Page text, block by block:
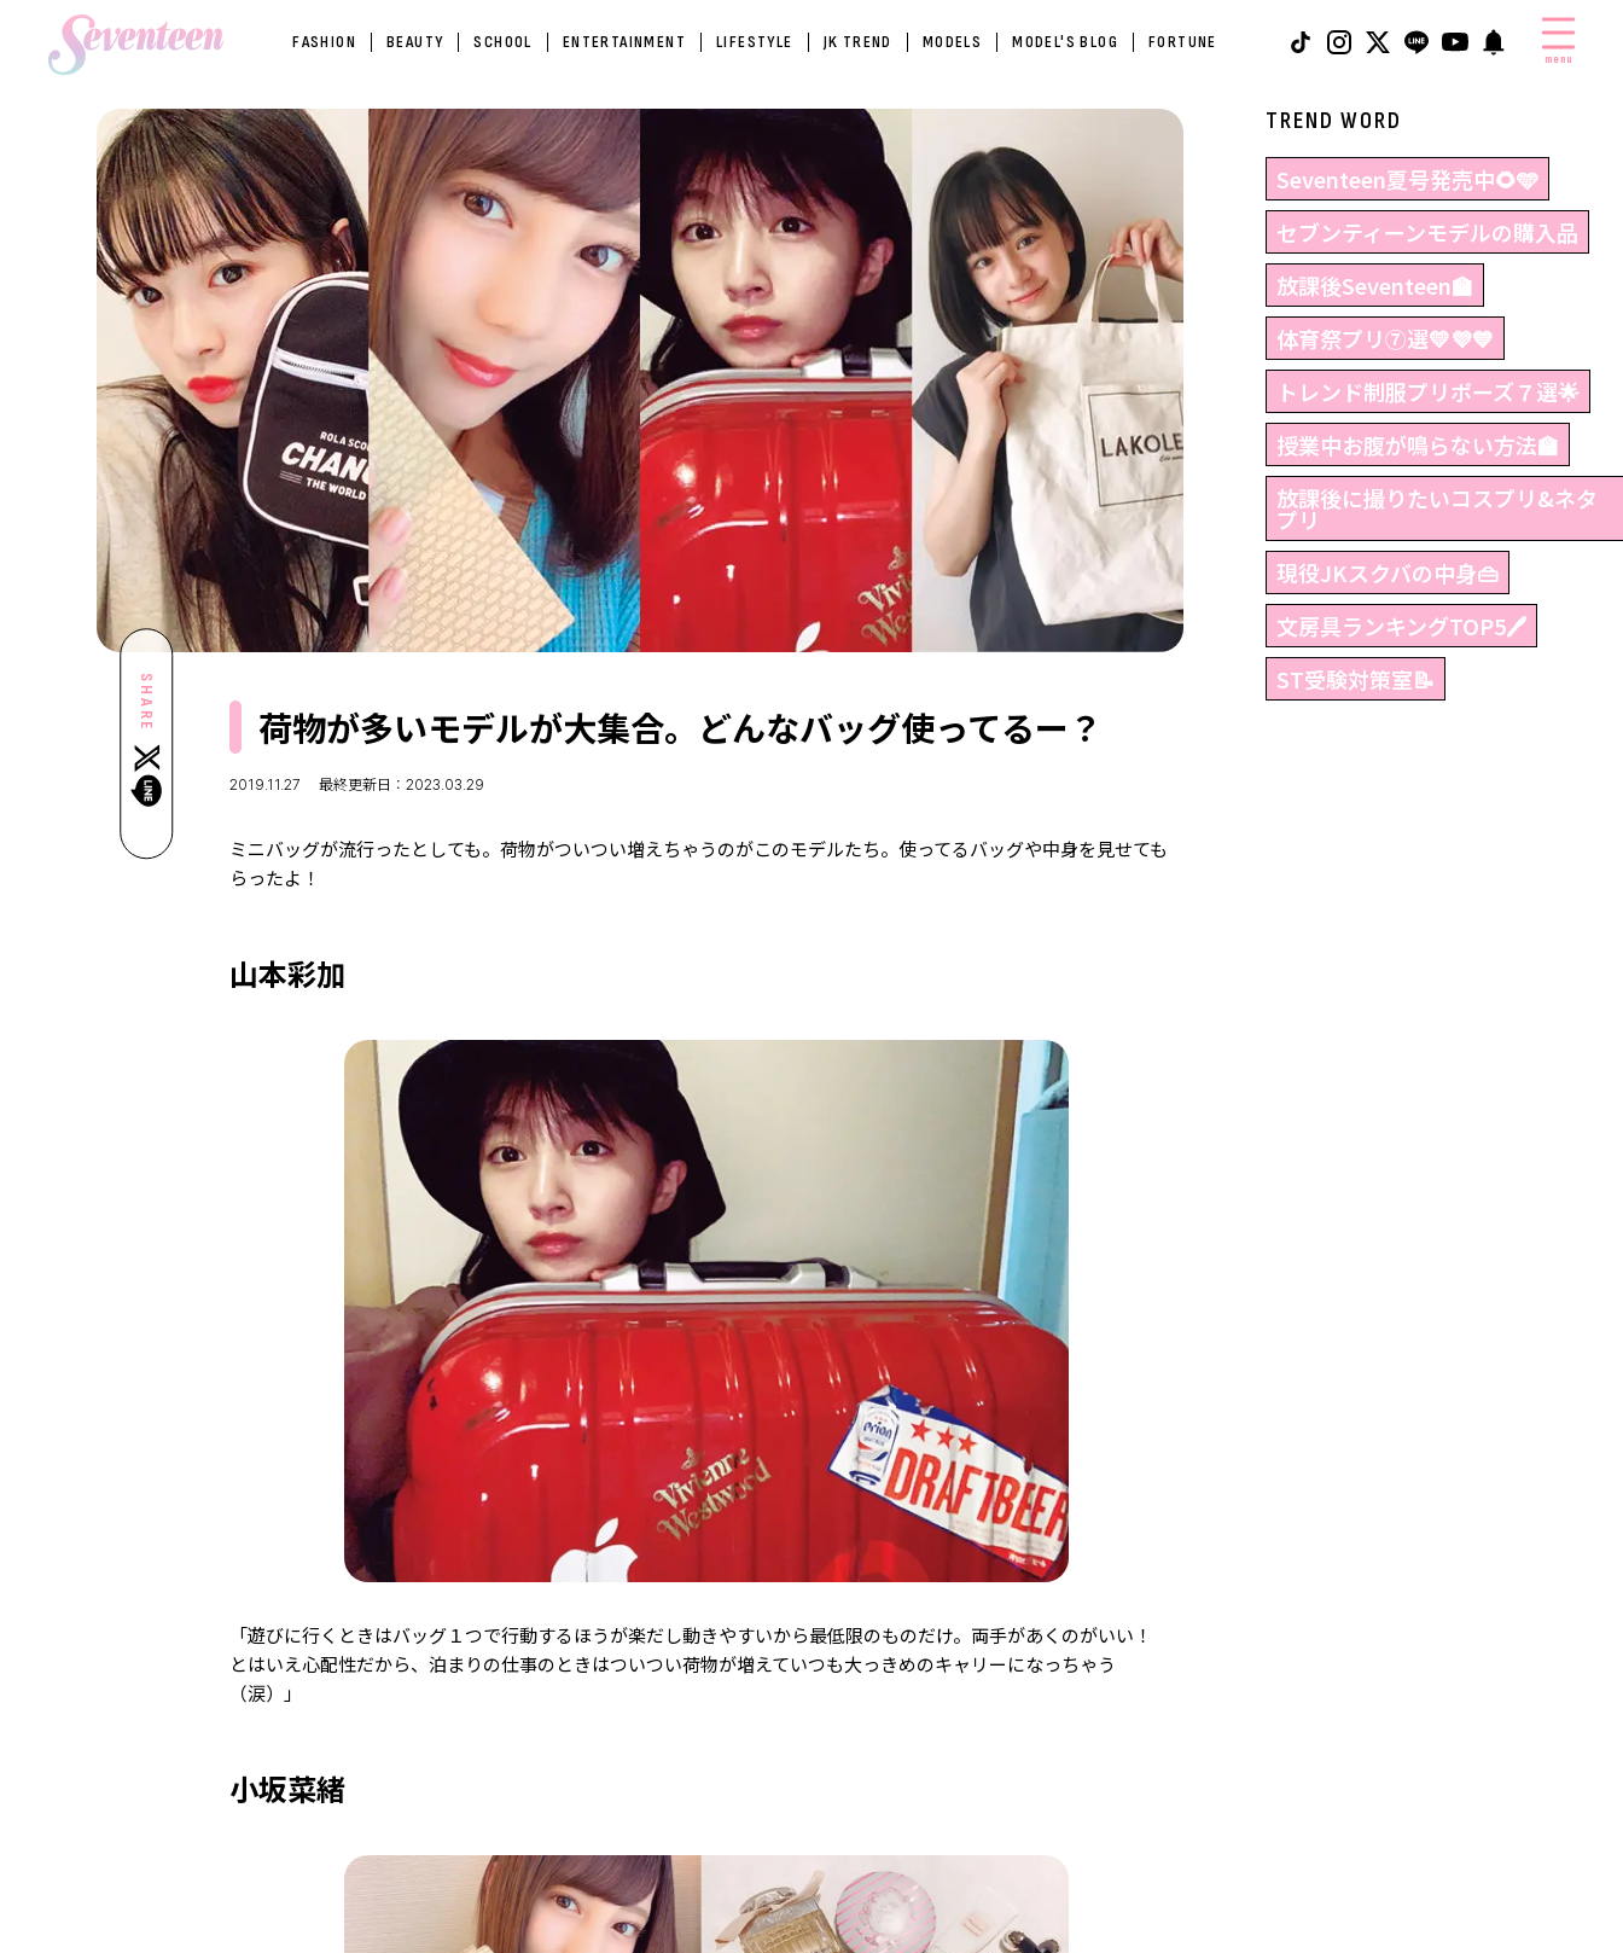
FASHION BEAUTY SCHOOL ENTERTAINMENT LIFESTYLE JK TREND MODELS MODEL'S BLOG FORTUNE
menu
SHARE 荷物が多いモデルが大集合。どんなバッグ使ってるー？
2019.11.27 最終更新日：2023.03.29
ミニバッグが流行ったとしても。荷物がついつい増えちゃうのがこのモデルたち。使ってるバッグや中身を見せても
らったよ！
山本彩加
「遊びに行くときはバッグ１つで行動するほうが楽だし動きやすいから最低限のものだけ。両手があくのがいい！
とはいえ心配性だから、泊まりの仕事のときはついつい荷物が増えていつも大っきめのキャリーになっちゃう
（涙）」
小坂菜緒
TREND WORD
Seventeen夏号発売中🌻🩵
セブンティーンモデルの購入品
放課後Seventeen🏫
体育祭プリ⑦選💛💜💙
トレンド制服プリポーズ７選🌟
授業中お腹が鳴らない方法🏫
放課後に撮りたいコスプリ&ネタ
プリ
現役JKスクバの中身👜
文房具ランキングTOP5🖊
ST受験対策室📝